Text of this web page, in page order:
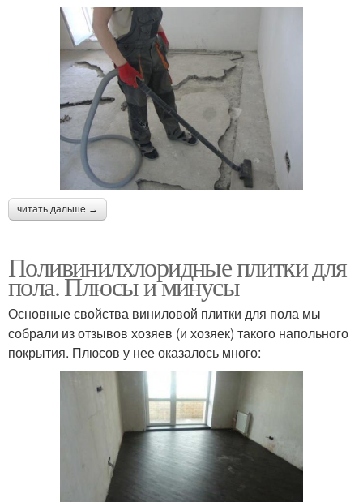
читать дальше →
Поливинилхлоридные плитки для
пола. Плюсы и минусы
Основные свойства виниловой плитки для пола мы
собрали из отзывов хозяев (и хозяек) такого напольного
покрытия. Плюсов у нее оказалось много: